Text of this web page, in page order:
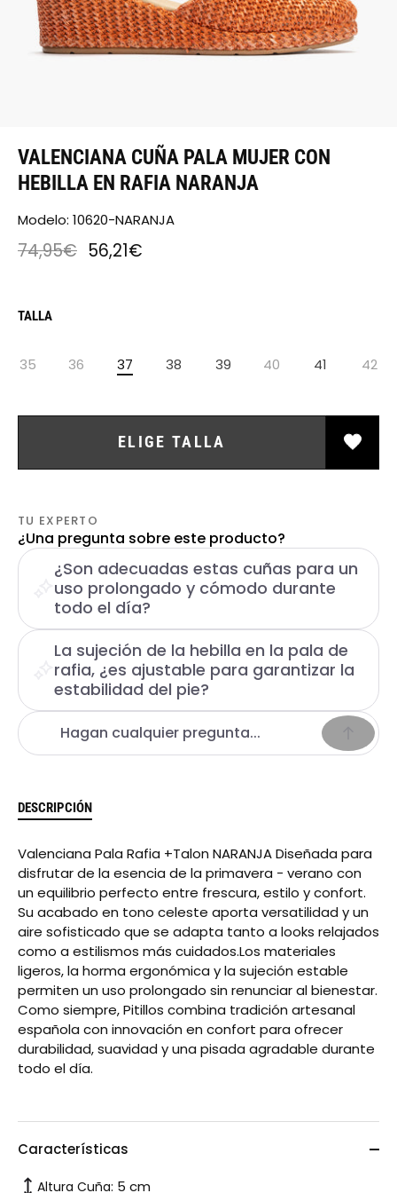
VALENCIANA CUÑA PALA MUJER CON
HEBILLA EN RAFIA NARANJA
Modelo: 10620-NARANJA
74,95€ 56,21€
TALLA
35 36 37 38 39 40 41 42
ELIGE TALLA
TU EXPERTO
¿Una pregunta sobre este producto?
¿Son adecuadas estas cuñas para un
uso prolongado y cómodo durante
todo el día?
La sujeción de la hebilla en la pala de
rafia, ¿es ajustable para garantizar la
estabilidad del pie?
DESCRIPCIÓN
Valenciana Pala Rafia +Talon NARANJA Diseñada para
disfrutar de la esencia de la primavera - verano con
un equilibrio perfecto entre frescura, estilo y confort.
Su acabado en tono celeste aporta versatilidad y un
aire sofisticado que se adapta tanto a looks relajados
como a estilismos más cuidados.Los materiales
ligeros, la horma ergonómica y la sujeción estable
permiten un uso prolongado sin renunciar al bienestar.
Como siempre, Pitillos combina tradición artesanal
española con innovación en confort para ofrecer
durabilidad, suavidad y una pisada agradable durante
todo el día.
Características
Altura Cuña: 5 cm